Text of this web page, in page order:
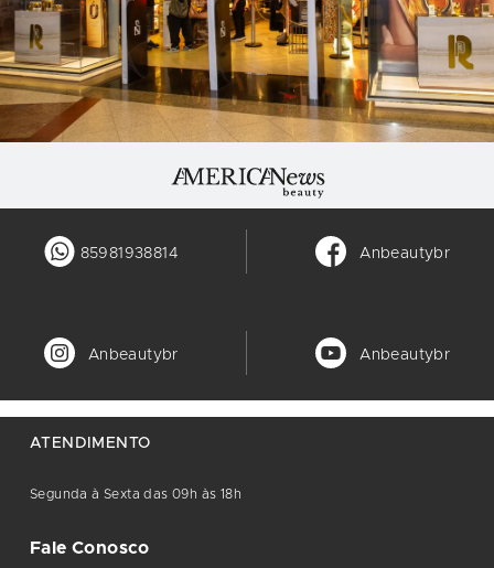
85981938814 Anbeautybr
Anbeautybr Anbeautybr
ATENDIMENTO
Segunda à Sexta das 09h às 18h
Fale Conosco